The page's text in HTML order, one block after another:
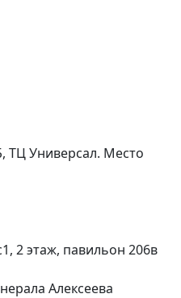
ТЦ Универсал. Место
2 этаж, павильон 206в
Алексеева